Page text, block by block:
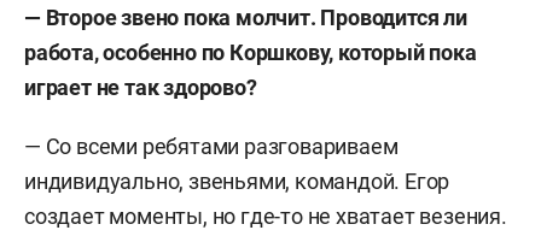
— Второе звено пока молчит. Проводится ли
работа, особенно по Коршкову, который пока
играет не так здорово?
— Со всеми ребятами разговариваем
индивидуально, звеньями, командой. Егор
создает моменты, но где-то не хватает везения.